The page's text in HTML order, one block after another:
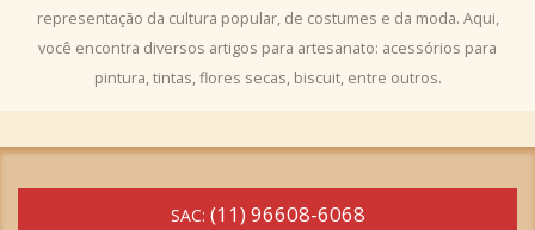
representação da cultura popular, de costumes e da moda. Aqui,
você encontra diversos artigos para artesanato: acessórios para
pintura, tintas, flores secas, biscuit, entre outros.
SAC: (11) 96608-6068